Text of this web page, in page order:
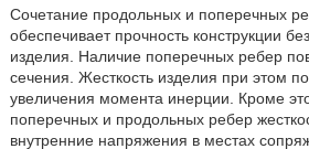
Сочетание продольных и поперечных
обеспечивает прочность конструкции
изделия. Наличие поперечных ребер
сечения. Жесткость изделия при этом
увеличения момента инерции. Кроме
поперечных и продольных ребер
внутренние напряжения в местах